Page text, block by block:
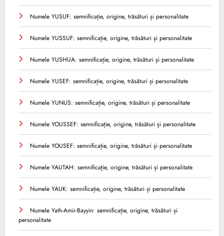
Numele YUSUF: semnificație, origine, trăsături și personalitate
Numele YUSSUF: semnificație, origine, trăsături și personalitate
Numele YUSHUA: semnificație, origine, trăsături și personalitate
Numele YUSEF: semnificație, origine, trăsături și personalitate
Numele YUNUS: semnificație, origine, trăsături și personalitate
Numele YOUSSEF: semnificație, origine, trăsături și personalitate
Numele YOUSEF: semnificație, origine, trăsături și personalitate
Numele YAUTAH: semnificație, origine, trăsături și personalitate
Numele YAUK: semnificație, origine, trăsături și personalitate
Numele Yath-Amir-Bayyin: semnificație, origine, trăsături și
personalitate